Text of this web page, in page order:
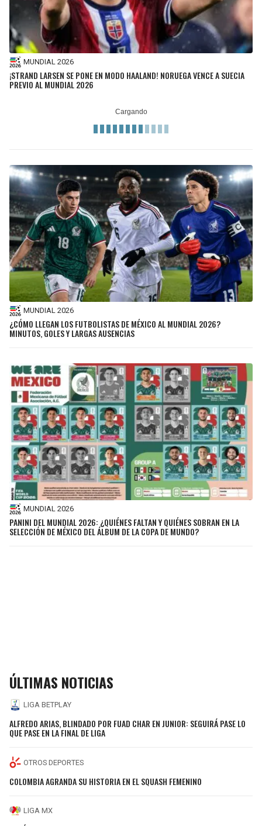
MUNDIAL 2026
¡STRAND LARSEN SE PONE EN MODO HAALAND! NORUEGA VENCE A SUECIA
PREVIO AL MUNDIAL 2026
MUNDIAL 2026
¿CÓMO LLEGAN LOS FUTBOLISTAS DE MÉXICO AL MUNDIAL 2026?
MINUTOS, GOLES Y LARGAS AUSENCIAS
MUNDIAL 2026
PANINI DEL MUNDIAL 2026: ¿QUIÉNES FALTAN Y QUIÉNES SOBRAN EN LA
SELECCIÓN DE MÉXICO DEL ÁLBUM DE LA COPA DE MUNDO?
ÚLTIMAS NOTICIAS
LIGA BETPLAY
ALFREDO ARIAS, BLINDADO POR FUAD CHAR EN JUNIOR: SEGUIRÁ PASE LO
QUE PASE EN LA FINAL DE LIGA
OTROS DEPORTES
COLOMBIA AGRANDA SU HISTORIA EN EL SQUASH FEMENINO
LIGA MX